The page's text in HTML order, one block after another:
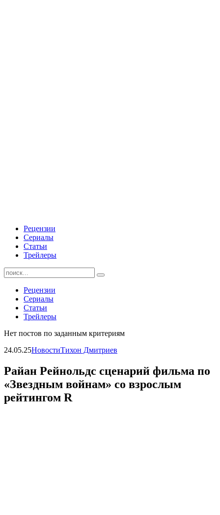
Рецензии
Сериалы
Статьи
Трейлеры
Найти:
Рецензии
Сериалы
Статьи
Трейлеры
Нет постов по заданным критериям
24.05.25НовостиТихон Дмитриев
Райан Рейнольдс сценарий фильма по
«Звездным войнам» со взрослым
рейтингом R